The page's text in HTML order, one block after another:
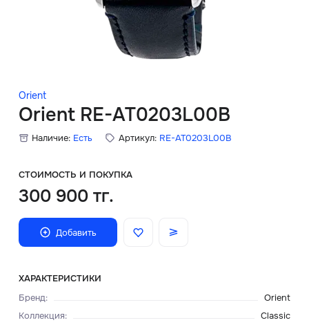
Orient
Orient RE-AT0203L00B
Наличие: Есть Артикул: RE-AT0203L00B
СТОИМОСТЬ И ПОКУПКА
300 900 тг.
Добавить
ХАРАКТЕРИСТИКИ
Бренд:
Orient
Коллекция:
Classic
Женские часы
Скидки
Главная
О нас
Доставка и оплата